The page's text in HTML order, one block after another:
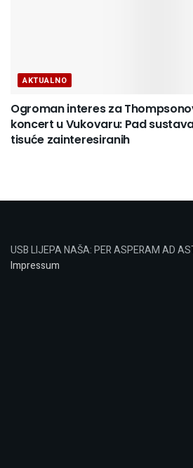
AKTUALNO
Ogroman interes za
koncert u Vukovaru: Pad
tisuće zainteresiranih
USB LIJEPA NAŠA: PER ASPERAM AD
Impressum